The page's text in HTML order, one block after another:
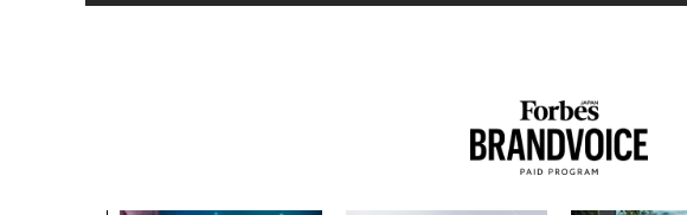
メンバーシップに登録する